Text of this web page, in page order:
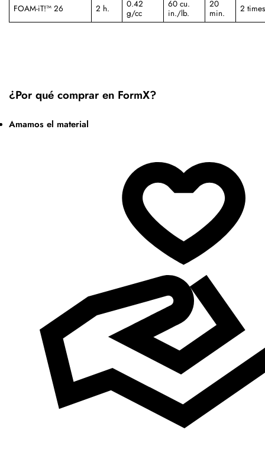
FOAM-iT!™ 26 2 h.
0.42
g/cc
60 cu.
in./lb.
20
min.
2 times
¿Por qué comprar en FormX?
Amamos el material